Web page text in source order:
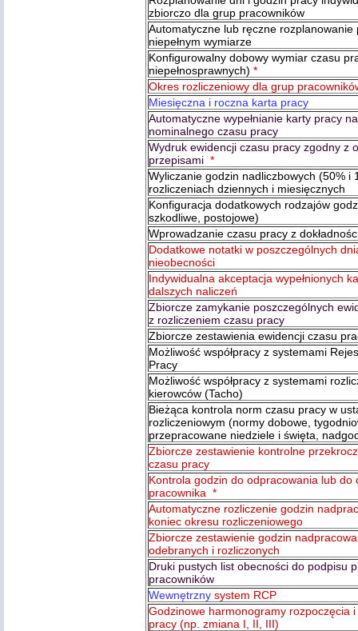
zbiorczo dla grup pracowników
Automatyczne lub ręczne rozplanowanie
niepełnym wymiarze
Konfigurowalny dobowy wymiar czasu
niepełnosprawnych) *
Okres rozliczeniowy dla grup
Miesięczna i roczna karta pracy
Automatyczne wypełnianie karty pracy
nominalnego czasu pracy
Wydruk ewidencji czasu pracy zgodny z
przepisami *
Wyliczanie godzin nadliczbowych (50% i
rozliczeniach dziennych i miesięcznych
Konfiguracja dodatkowych rodzajów
szkodliwe, postojowe)
Wprowadzanie czasu pracy z
Dodatkowe notatki w poszczególnych
nieobecności
Indywidualna akceptacja wypełnionych
dalszych naliczeń
Zbiorcze zamykanie poszczególnych
z rozliczeniem czasu pracy
Zbiorcze zestawienia ewidencji czasu
Możliwość współpracy z systemami
Pracy
Możliwość współpracy z systemami
kierowców (Tacho)
Bieżąca kontrola norm czasu pracy w
rozliczeniowym (normy dobowe,
przepracowane niedziele i święta,
Zbiorcze zestawienie kontrolne
czasu pracy
Kontrola godzin do odpracowania lub do
pracownika *
Automatyczne rozliczenie godzin
koniec okresu rozliczeniowego
Zbiorcze zestawienie godzin
odebranych i rozliczonych
Druki pustych list obecności do podpisu
pracowników
Wewnętrzny system RCP
Godzinowe harmonogramy rozpoczęcia
pracy (np. zmiana I, II, III)